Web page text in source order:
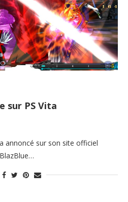
sur PS Vita
annoncé sur son site officiel